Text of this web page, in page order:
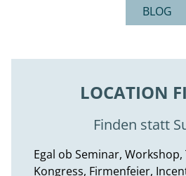
BLOG
LOCATION
Finden statt
Egal ob Seminar, Workshop,
Kongress, Firmenfeier,